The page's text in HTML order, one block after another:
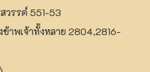
รรค์ 551-53
าพเจ้าทั้งหลาย 2804,2816-